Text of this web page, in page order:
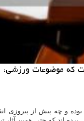
که موضوعات
چه پیش از پیروزی